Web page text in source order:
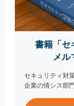
書籍「セ
メル
セキュリティ対
企業の情シス部